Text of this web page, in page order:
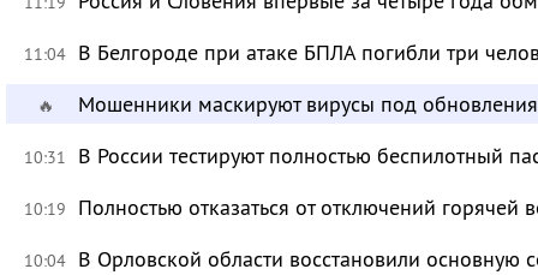
11:04 В Белгороде при атаке БПЛА погибли три
🔥 Мошенники маскируют вирусы под
10:31 В России тестируют полностью беспилотный
10:19 Полностью отказаться от отключений горячей
10:04 В Орловской области восстановили основную